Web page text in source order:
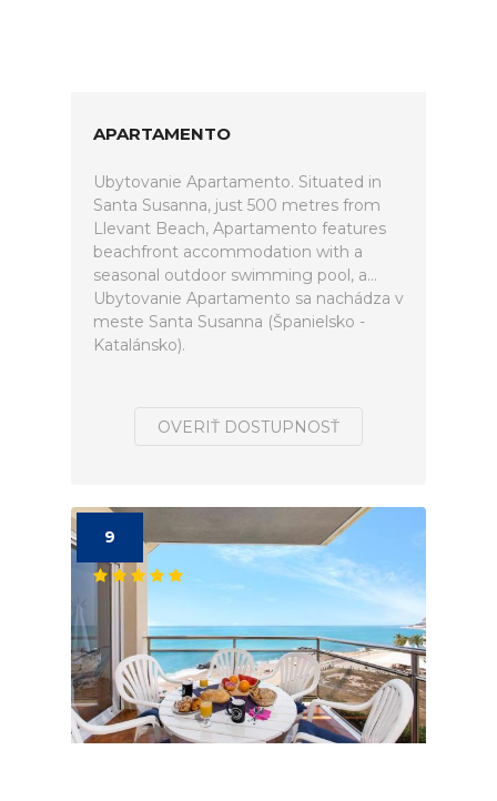
APARTAMENTO
Ubytovanie Apartamento. Situated in
Santa Susanna, just 500 metres from
Llevant Beach, Apartamento features
beachfront accommodation with a
seasonal outdoor swimming pool, a...
Ubytovanie Apartamento sa nachádza v
meste Santa Susanna (Španielsko -
Katalánsko).
OVERIŤ DOSTUPNOSŤ
9